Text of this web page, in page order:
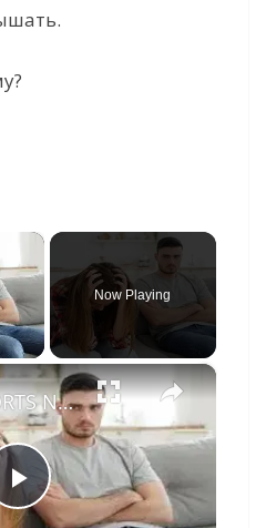
×
Video
Now Playing
×
P
☯ VOS EFFORTS NE SERVENT À RIEN SI VOUS ÊTES DANS UNE RELATION TOXIQUE